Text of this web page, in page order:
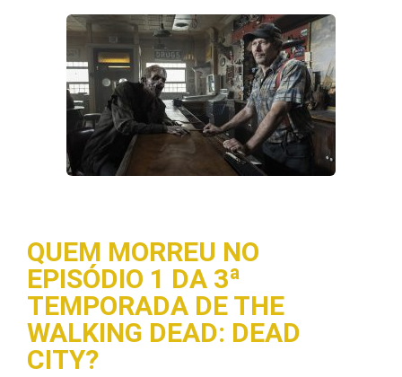
QUEM MORREU NO
EPISÓDIO 1 DA 3ª
TEMPORADA DE THE
WALKING DEAD: DEAD
CITY?